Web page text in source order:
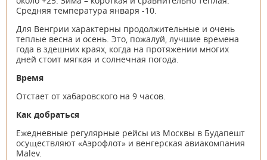
Средняя температура января -10.
Для Венгрии характерны продолжительные и очень
теплые весна и осень. Это, пожалуй, лучшие времена
года в здешних краях, когда на протяжении многих
дней стоит мягкая и солнечная погода.
Время
Отстает от хабаровского на 9 часов.
Как добраться
Ежедневные регулярные рейсы из Москвы в Будапешт
осуществляют «Аэрофлот» и венгерская авиакомпания
Malev.